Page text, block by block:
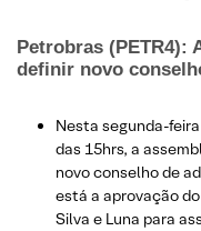
Petrobras (PETR4):
definir novo
Nesta segunda-
das 15hrs, a
novo conselho de
está a aprovação
Silva e Luna para